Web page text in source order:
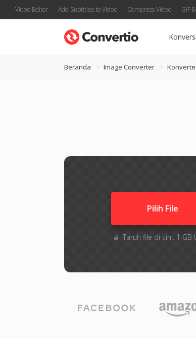
Video Editor Add Subtitles to Video Compress Video GIF
Konversi
Beranda Image Converter
Pilih File
Taruh file di sini. 1